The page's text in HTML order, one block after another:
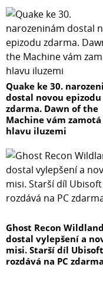
Quake ke 30.
dostal novou epizodu
zdarma. Dawn of the
Machine vám zamotá
hlavu iluzemi
Ghost Recon
dostal vylepšení a
misi. Starší díl Ubisoft
rozdává na PC zdarma